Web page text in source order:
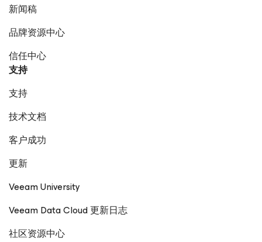
新闻稿
品牌资源中心
信任中心
支持
支持
技术文档
客户成功
更新
Veeam University
Veeam Data Cloud 更新日志
社区资源中心